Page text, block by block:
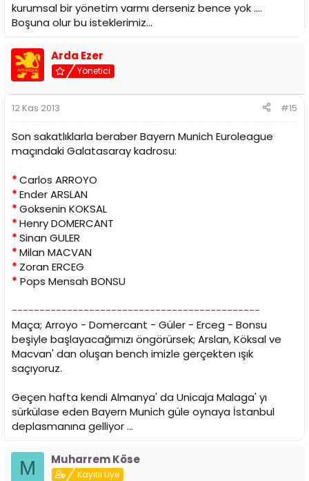
kurumsal bir yönetim varmı derseniz bence yok ....
Boşuna olur bu isteklerimiz...
Arda Ezer
Yönetici
12 Kas 2013 #15
Son sakatlıklarla beraber Bayern Munich Euroleague
maçındaki Galatasaray kadrosu:
*Carlos ARROYO
*Ender ARSLAN
*Goksenin KOKSAL
*Henry DOMERCANT
*Sinan GULER
*Milan MACVAN
* Zoran ERCEG
* Pops Mensah BONSU
---------------------------------------------
Maça; Arroyo - Domercant - Güler - Erceg - Bonsu
beşiyle başlayacağımızı öngörürsek; Arslan, Köksal ve
Macvan' dan oluşan bench imizle gerçekten ışık
saçıyoruz.
Geçen hafta kendi Almanya' da Unicaja Malaga' yı
sürkülase eden Bayern Munich güle oynaya İstanbul
deplasmanına gelliyor ...
M Muharrem Köse
Kayıtlı Üye